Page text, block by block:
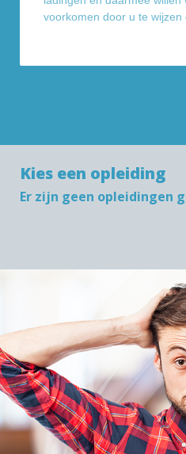
voorkomen door u te wijzen
Kies een opleiding
Er zijn geen opleidingen